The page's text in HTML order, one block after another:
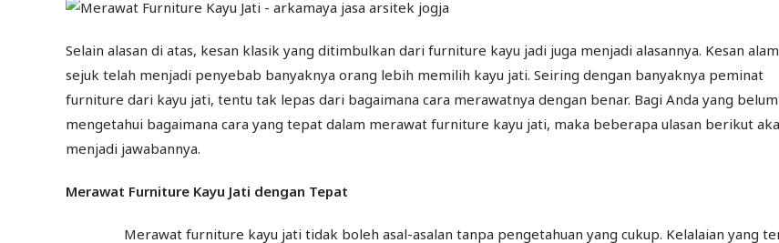
Selain alasan di atas, kesan klasik yang ditimbulkan dari furniture kayu jadi juga menjadi alasannya. Kesan
sejuk telah menjadi penyebab banyaknya orang lebih memilih kayu jati. Seiring dengan banyaknya peminat
furniture dari kayu jati, tentu tak lepas dari bagaimana cara merawatnya dengan benar. Bagi Anda yang belum
mengetahui bagaimana cara yang tepat dalam merawat furniture kayu jati, maka beberapa ulasan berikut
menjadi jawabannya.
Merawat Furniture Kayu Jati dengan Tepat
Merawat furniture kayu jati tidak boleh asal-asalan tanpa pengetahuan yang cukup. Kelalaian yang